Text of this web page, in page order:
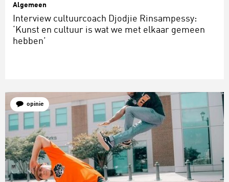
Algemeen
Interview cultuurcoach Djodjie Rinsampessy:
‘Kunst en cultuur is wat we met elkaar gemeen
hebben’
opinie